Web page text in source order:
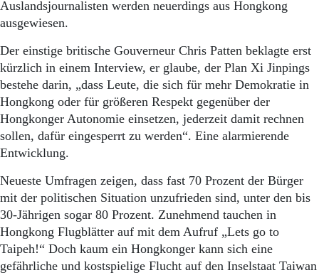
Auslandsjournalisten werden neuerdings aus Hongkong
ausgewiesen.
Der einstige britische Gouverneur Chris Patten beklagte erst
kürzlich in einem Interview, er glaube, der Plan Xi Jinpings
bestehe darin, „dass Leute, die sich für mehr Demokratie in
Hongkong oder für größeren Respekt gegenüber der
Hongkonger Autonomie einsetzen, jederzeit damit rechnen
sollen, dafür eingesperrt zu werden“. Eine alarmierende
Entwicklung.
Neueste Umfragen zeigen, dass fast 70 Prozent der Bürger
mit der politischen Situation unzufrieden sind, unter den bis
30-Jährigen sogar 80 Prozent. Zunehmend tauchen in
Hongkong Flugblätter auf mit dem Aufruf „Lets go to
Taipeh!“ Doch kaum ein Hongkonger kann sich eine
gefährliche und kostspielige Flucht auf den Inselstaat Taiwan